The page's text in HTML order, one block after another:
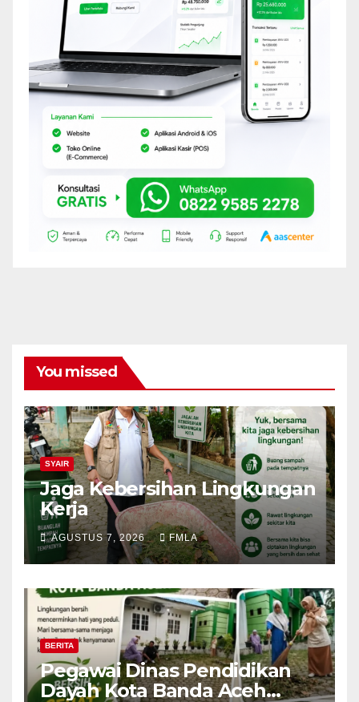
You missed
SYAIR
Jaga Kebersihan Lingkungan
Kerja
AGUSTUS 7, 2026 FMLA
BERITA
Pegawai Dinas Pendidikan
Dayah Kota Banda Aceh